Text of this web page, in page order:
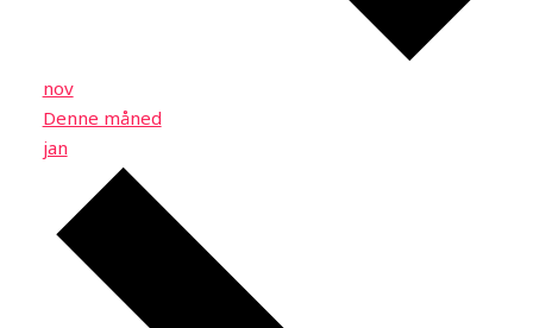
nov
Denne måned
jan